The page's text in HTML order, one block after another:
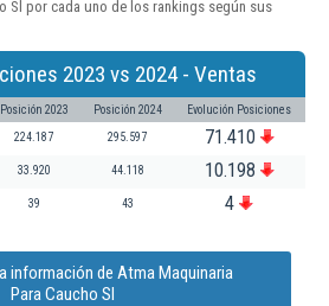
Sl por cada uno de los rankings según sus
2023 vs 2024 - Ventas
Posición 2023 Posición 2024 Evolución Posiciones
224.187 295.597 71.410
33.920 44.118 10.198
39 43 4
información de Atma Maquinaria
Para Caucho Sl